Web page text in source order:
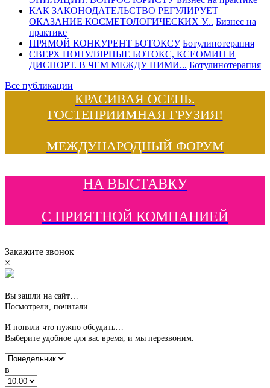
КАК ЗАКОНОДАТЕЛЬСТВО РЕГУЛИРУЕТ
ОКАЗАНИЕ КОСМЕТОЛОГИЧЕСКИХ У... Бизнес на
практике
ПРЯМОЙ КОНКУРЕНТ БОТОКСУ Ботулинотерапия
СВЕРХ ПОПУЛЯРНЫЕ БОТОКС, КСЕОМИН И
ДИСПОРТ. В ЧЕМ МЕЖДУ НИМИ... Ботулинотерапия
Все публикации
КРАСИВАЯ ОСЕНЬ.
ГОСТЕПРИИМНАЯ ГРУЗИЯ!
МЕЖДУНАРОДНЫЙ ФОРУМ
НА ВЫСТАВКУ
С ПРИЯТНОЙ КОМПАНИЕЙ
Закажите звонок
×
Вы зашли на сайт…
Посмотрели, почитали...
И поняли что нужно обсудить…
Выберите удобное для вас время, и мы перезвоним.
в